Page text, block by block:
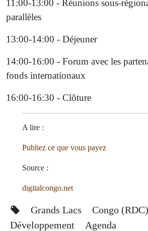
11:00-13:00 - Réunions sous-
parallèles
13:00-14:00 - Déjeuner
14:00-16:00 - Forum avec les
fonds internationaux
16:00-16:30 - Clôture
A lire :
Publiez ce que vous payez
Source :
digitalcongo.net
Grands Lacs Congo (RDC)
Développement
Agenda